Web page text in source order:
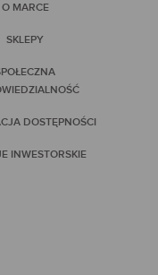
O MARCE
SKLEPY
DOSTĘPNOŚCI
INWESTORSKIE